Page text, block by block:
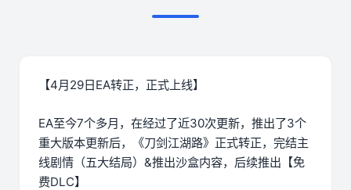
【4月29日EA转正，正式上线】
EA至今7个多月，在经过了近30次更新，推出了3个
重大版本更新后，《刀剑江湖路》正式转正，完结主
线剧情（五大结局）&推出沙盒内容，后续推出【免
费DLC】